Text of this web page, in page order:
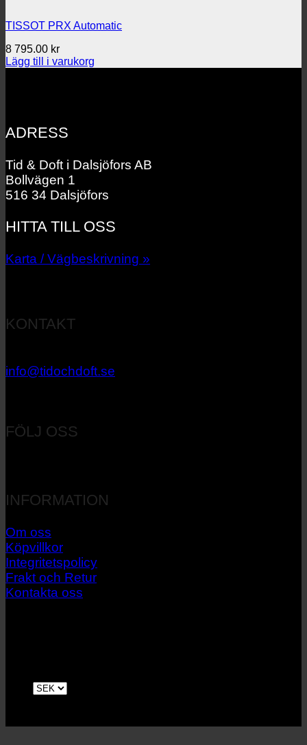
TISSOT PRX Automatic
8 795.00 kr
Lägg till i varukorg
ADRESS
Tid & Doft i Dalsjöfors AB
Bollvägen 1
516 34 Dalsjöfors
HITTA TILL OSS
Karta / Vägbeskrivning »
KONTAKT
info@tidochdoft.se
FÖLJ OSS
INFORMATION
Om oss
Köpvillkor
Integritetspolicy
Frakt och Retur
Kontakta oss